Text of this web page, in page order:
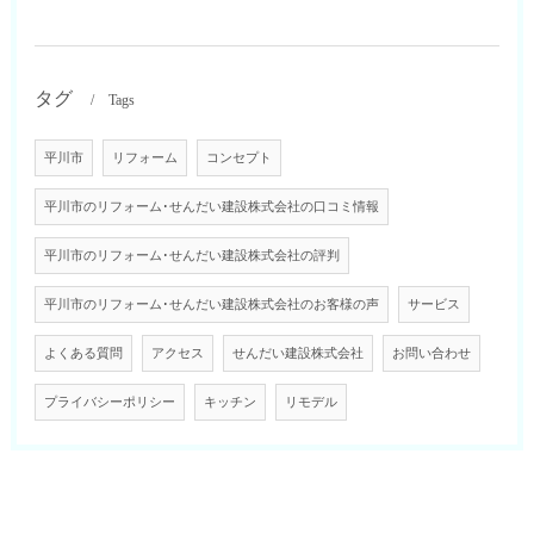
タグ Tags
平川市 リフォーム コンセプト
平川市のリフォーム･せんだい建設株式会社の口コミ情報
平川市のリフォーム･せんだい建設株式会社の評判
平川市のリフォーム･せんだい建設株式会社のお客様の声 サービス
よくある質問 アクセス せんだい建設株式会社 お問い合わせ
プライバシーポリシー キッチン リモデル